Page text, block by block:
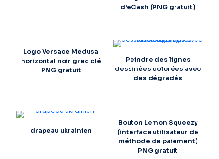
d'eCash (PNG gratuit)
Logo Versace Medusa
horizontal noir grec clé
PNG gratuit
Peindre des lignes
dessinées colorées avec
des dégradés
drapeau ukrainien
Bouton Lemon Squeezy
(interface utilisateur de
méthode de paiement)
PNG gratuit